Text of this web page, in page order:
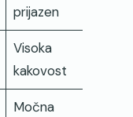
prijazen
Visoka
kakovost
Močna